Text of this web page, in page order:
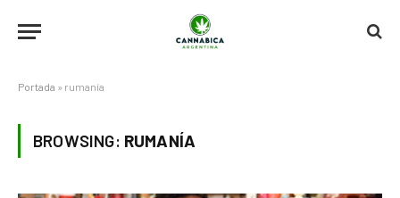
Portada » rumanía
BROWSING: RUMANÍA